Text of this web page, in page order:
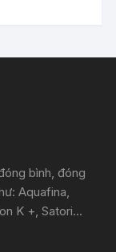
bình, đóng
Aquafina,
K +, Satori...